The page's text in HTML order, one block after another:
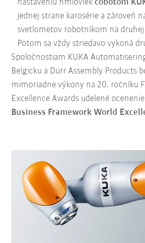
nastaveniu hmloviekcobotom
jednej strane karosérie a zároveň
svetlometov robotníkom na druhej
Potom sa vždy striedavo vykoná
Spoločnostiam KUKA
Belgicku a Dürr Assembly Products
mimoriadne výkony na 20. ročníku
Excellence Awards udelené ocenenie
Business Framework World